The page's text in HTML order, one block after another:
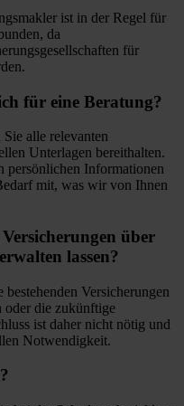
ist in der Regel für
da
für
für eine Beratung?
alle relevanten
Unterlagen bereithalten.
persönlichen Informationen
mit, was wir von Ihnen
über
lassen?
Versicherungen
oder die zukünftige
ist daher nicht nötig und
Notwendigkeit.